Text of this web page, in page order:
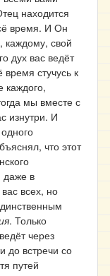
находится
время. И Он
каждому, свой
дух вас ведёт
стучусь к
каждого,
мы вместе с
изнутри. И
что этот
даже в
всех, но
. Только
через
до встречи со
путей